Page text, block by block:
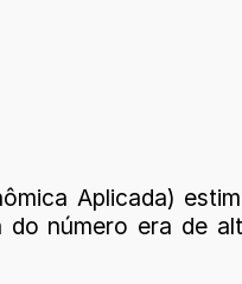
Aplicada)
número era de